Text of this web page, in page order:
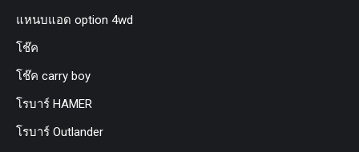
แหนบแอด option 4wd
โช๊ค
โช๊ค carry boy
โรบาร์ HAMER
โรบาร์ Outlander